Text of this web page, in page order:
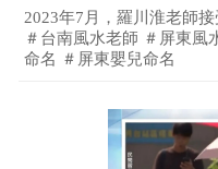
師 ＃高雄嬰兒命名
2023年7月，羅川淮老師
＃台南風水老師 ＃屏東風
命名 ＃屏東嬰兒命名